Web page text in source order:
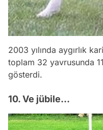
2003 yılında aygırlık
toplam 32 yavrusunda
gösterdi.
10. Ve jübile...